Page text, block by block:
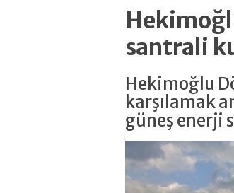
santrali
Hekimoğlu
karşılamak
güneş enerji